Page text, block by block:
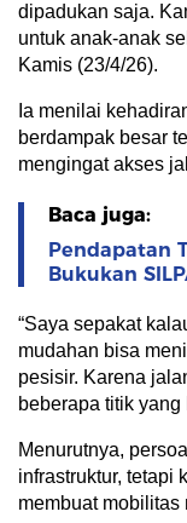
dipadukan saja.
untuk anak-anak
Kamis (23/4/26).
Ia menilai
berdampak besar
mengingat akses
Baca juga:
Pendapatan
Bukukan
“Saya sepakat
mudahan bisa
pesisir. Karena
beberapa titik yang
Menurutnya,
infrastruktur, tetapi
membuat mobilitas